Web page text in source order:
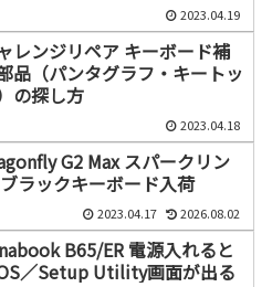
2023.04.19
レンジリペア キーボード補
品（パンタグラフ・キートッ
の探し方
2023.04.18
G2 Max スパークリン
ラックキーボード入荷
2023.04.17 2026.08.02
B65/ER 電源入れると
／Setup Utility画面が出る